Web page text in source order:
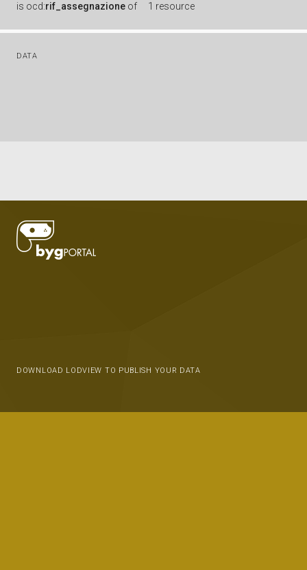
is ocd:rif_assegnazione of 1 resource
DATA
DOWNLOAD LODVIEW TO PUBLISH YOUR DATA